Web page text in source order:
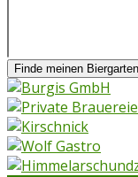
Finde meinen